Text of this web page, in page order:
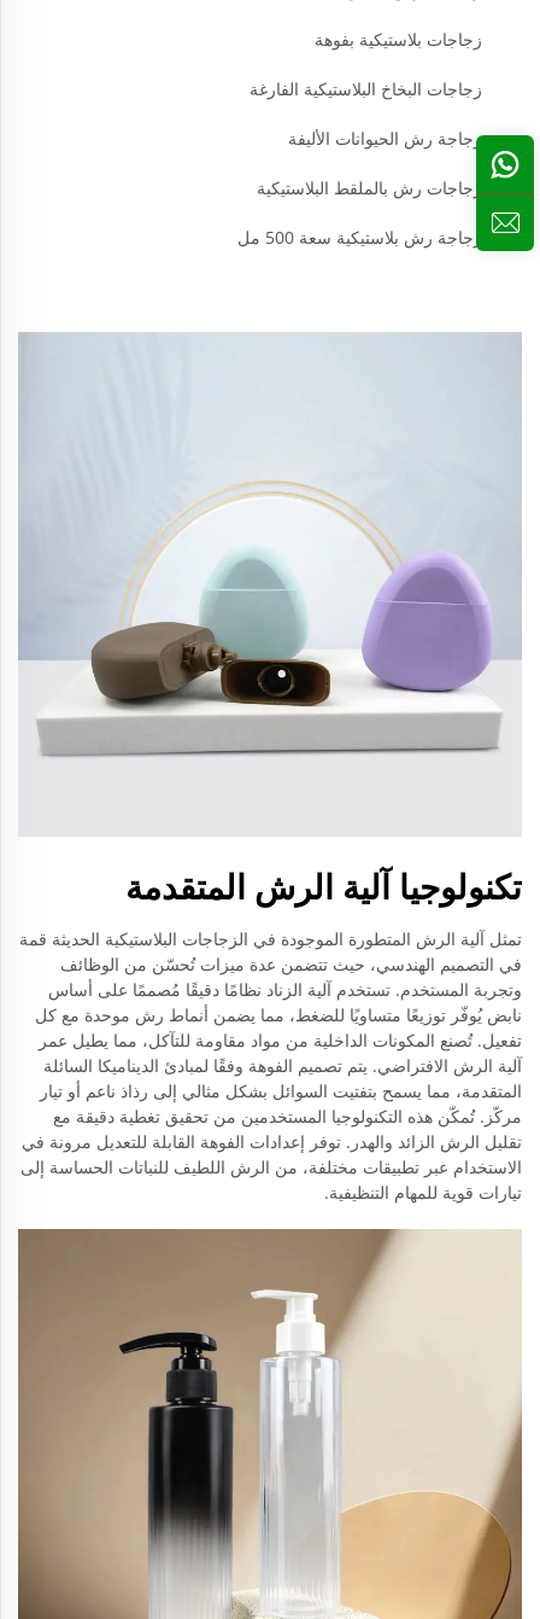
زجاجات بلاستيكية بفوهة
زجاجات البخاخ البلاستيكية الفارغة
زجاجة رش الحيوانات الأليفة
زجاجات رش بالملقط البلاستيكية
زجاجة رش بلاستيكية سعة 500 مل
تكنولوجيا آلية الرش المتقدمة
تمثل آلية الرش المتطورة الموجودة في الزجاجات البلاستيكية الحديثة قمة
في التصميم الهندسي، حيث تتضمن عدة ميزات تُحسّن من الوظائف
وتجربة المستخدم. تستخدم آلية الزناد نظامًا دقيقًا مُصممًا على أساس
نابض يُوفّر توزيعًا متساويًا للضغط، مما يضمن أنماط رش موحدة مع كل
تفعيل. تُصنع المكونات الداخلية من مواد مقاومة للتآكل، مما يطيل عمر
آلية الرش الافتراضي. يتم تصميم الفوهة وفقًا لمبادئ الديناميكا السائلة
المتقدمة، مما يسمح بتفتيت السوائل بشكل مثالي إلى رذاذ ناعم أو تيار
مركّز. تُمكّن هذه التكنولوجيا المستخدمين من تحقيق تغطية دقيقة مع
تقليل الرش الزائد والهدر. توفر إعدادات الفوهة القابلة للتعديل مرونة في
الاستخدام عبر تطبيقات مختلفة، من الرش اللطيف للنباتات الحساسة إلى
تيارات قوية للمهام التنظيفية.